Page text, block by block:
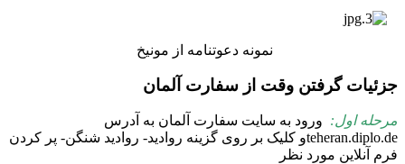
نمونه دعوتنامه از مونیخ
جزئیات گرفتن وقت از سفارت آلمان
مرحله اول: ورود به سایت سفارت آلمان به آدرس
teheran.diplo.deو کلیک بر روی گزینه روادید- روادید شنگن- پر کردن
فرم آنلاین مورد نظر